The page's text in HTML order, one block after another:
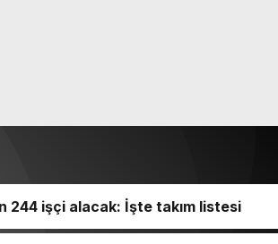
244 işçi alacak: İşte takım listesi